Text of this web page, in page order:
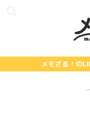
メモざる！の